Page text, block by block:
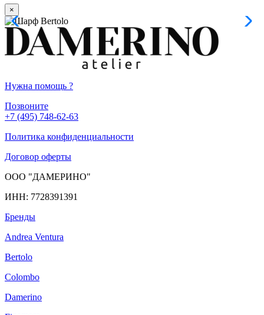
×
Нужна помощь ?
Позвоните
+7 (495) 748-62-63
Политика конфиденциальности
Договор оферты
ООО "ДАМЕРИНО"
ИНН: 7728391391
Бренды
Andrea Ventura
Bertolo
Colombo
Damerino